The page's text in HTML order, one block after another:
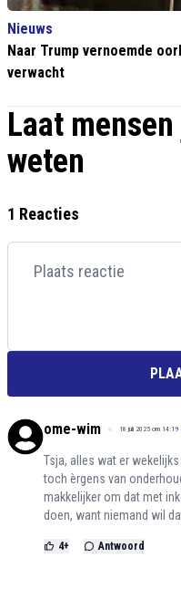
Nieuws
Naar Trump vernoemde
verwacht
Laat
weten
1 Reacties
ome-wim 18 juli 2025 om 14:19
Tsja, alles wat er
toch èrgens van
makkelijker om dat met
doen, want niemand wil
4+ Antwoord